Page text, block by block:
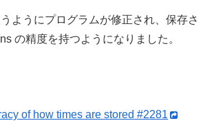
ようにプログラムが修正され、保存さ
の精度を持つようになりました。
of how times are stored #2281